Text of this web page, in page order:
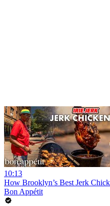
10:13
How Brooklyn’s Best Jerk
Bon Appétit